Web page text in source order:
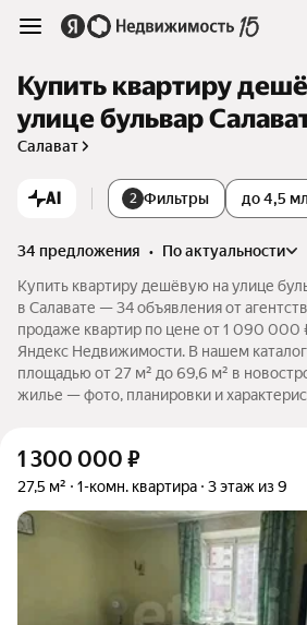
Купить квартиру
улице бульвар
Салават
AI 2 Фильтры до 4,5
34 предложения •
по актуальности
Купить квартиру дешёвую на улице
в Салавате — 34 объявления от
продаже квартир по цене от 1 090
Яндекс Недвижимости. В нашем
площадью от 27 м² до 69,6 м² в
жилье — фото, планировки и
1 300 000 ₽
27,5 м² 1-комн. квартира 3 этаж из 9